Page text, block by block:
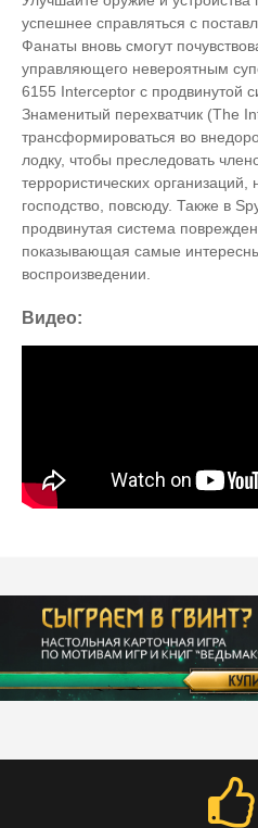
успешнее справляться с
Фанаты вновь смогут
управляющего невероятным
6155 Interceptor с продвинутой
Знаменитый перехватчик (The
трансформироваться во
лодку, чтобы преследовать
террористических
господство, повсюду. Также в
продвинутая система
показывающая самые
воспроизведении.
Видео: